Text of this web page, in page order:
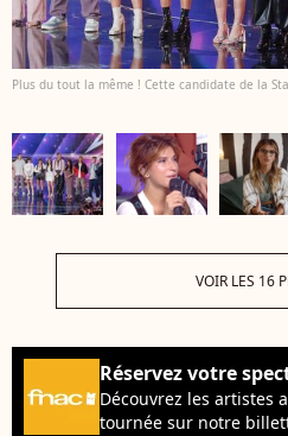
Plus du tout la même ! Cette candidate de la
VOIR LES 16
Réservez votre
Découvrez les artistes
tournée sur notre